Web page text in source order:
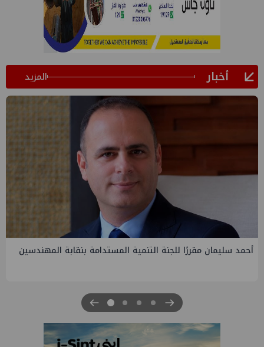
أخبار المزيد
PMS تنهي أعمال إنزال الخطوط البحرية الثلاث بمشروع المرحلة